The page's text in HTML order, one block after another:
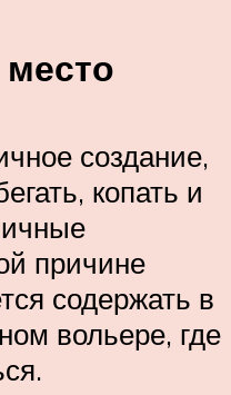
создание,
копать и
причине
содержать в
вольере, где